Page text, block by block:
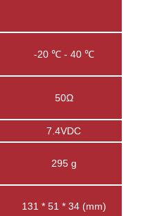
-20 ℃ - 40 ℃
50Ω
7.4VDC
295 g
131 * 51 * 34 (mm)